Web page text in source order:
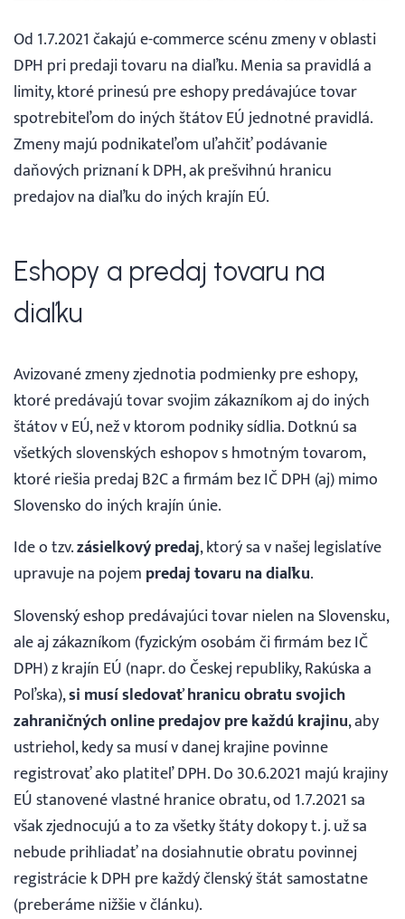
Slovenčina
Slovenčina
English
Prihlásenie
Od 1.7.2021 čakajú e-commerce scénu zmeny v oblasti
DPH pri predaji tovaru na diaľku. Menia sa pravidlá a
limity, ktoré prinesú pre eshopy predávajúce tovar
spotrebiteľom do iných štátov EÚ jednotné pravidlá.
Zmeny majú podnikateľom uľahčiť podávanie
daňových priznaní k DPH, ak prešvihnú hranicu
predajov na diaľku do iných krajín EÚ.
Eshopy a predaj tovaru na
diaľku
Avizované zmeny zjednotia podmienky pre eshopy,
ktoré predávajú tovar svojim zákazníkom aj do iných
štátov v EÚ, než v ktorom podniky sídlia. Dotknú sa
všetkých slovenských eshopov s hmotným tovarom,
ktoré riešia predaj B2C a firmám bez IČ DPH (aj) mimo
Slovensko do iných krajín únie.
Ide o tzv.zásielkový predaj, ktorý sa v našej legislatíve
upravuje na pojem predaj tovaru na diaľku.
Slovenský eshop predávajúci tovar nielen na Slovensku,
ale aj zákazníkom (fyzickým osobám či firmám bez IČ
DPH) z krajín EÚ (napr. do Českej republiky, Rakúska a
Poľska),si musí sledovať hranicu obratu svojich
zahraničných online predajov pre každú krajinu, aby
ustriehol, kedy sa musí v danej krajine povinne
registrovať ako platiteľ DPH. Do 30.6.2021 majú krajiny
EÚ stanovené vlastné hranice obratu, od 1.7.2021 sa
však zjednocujú a to za všetky štáty dokopy t. j. už sa
nebude prihliadať na dosiahnutie obratu povinnej
registrácie k DPH pre každý členský štát samostatne
(preberáme nižšie v článku).